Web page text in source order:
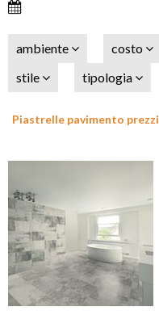
ambiente costo
stile
tipologia
Piastrelle pavimento prezzi